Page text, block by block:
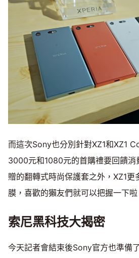
而這次Sony也分別針對XZ1和XZ1
3000元和1080元的首購禮要回饋消
贈的翻轉式時尚保護套之外，XZ1更
膜，喜歡的獺友們就可以把握一下啦
索尼黑科技大揭密
今天記者會結束後Sony官方也準備